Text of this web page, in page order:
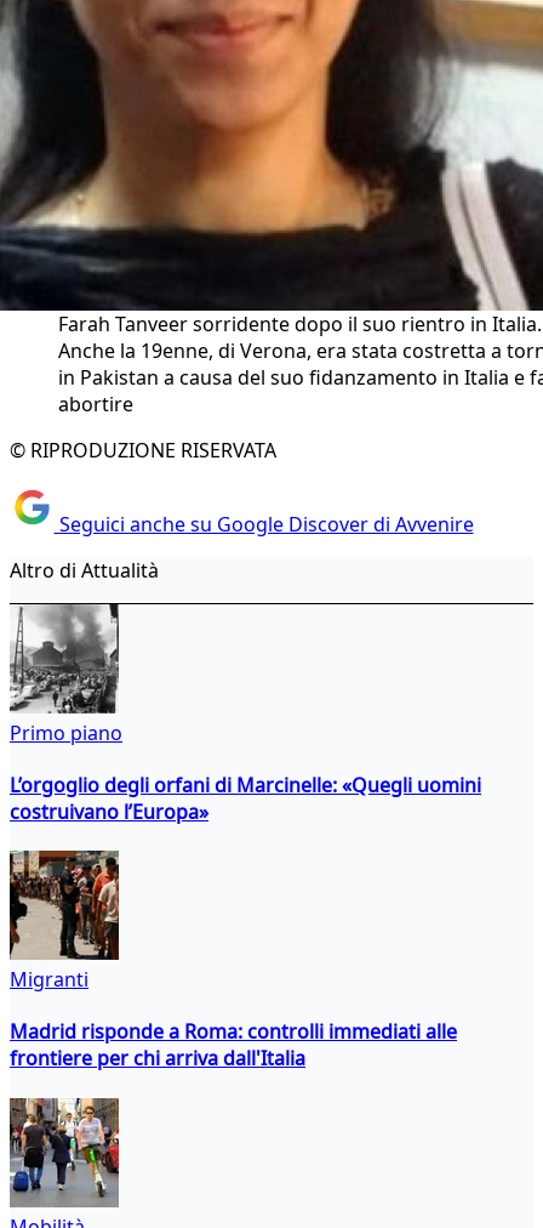
Farah Tanveer sorridente dopo il suo rientro in Italia.
Anche la 19enne, di Verona, era stata costretta a
in Pakistan a causa del suo fidanzamento in Italia e
abortire
© RIPRODUZIONE RISERVATA
Seguici anche su Google Discover di Avvenire
Altro di Attualità
Primo piano
L’orgoglio degli orfani di Marcinelle: «Quegli uomini
costruivano l’Europa»
Migranti
Madrid risponde a Roma: controlli immediati alle
frontiere per chi arriva dall'Italia